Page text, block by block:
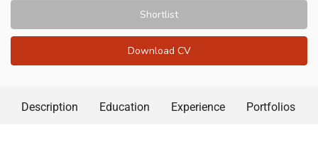
Shortlist
Download CV
Description Education Experience Portfolios